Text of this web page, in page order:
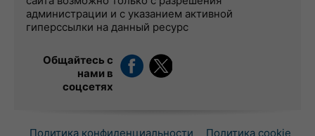
администрации и с указанием активной
гиперссылки на данный ресурс
Общайтесь с
нами в
соцсетях
Политика конфиденциальности Политика cookie